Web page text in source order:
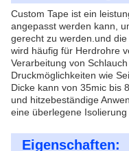
Custom Tape ist ein
angepasst werden kann,
gerecht zu werden.und
wird häufig für Herdrohre
Verarbeitung von
Druckmöglichkeiten wie
Dicke kann von 35mic bis
und hitzebeständige
eine überlegene
Eigenschaften: